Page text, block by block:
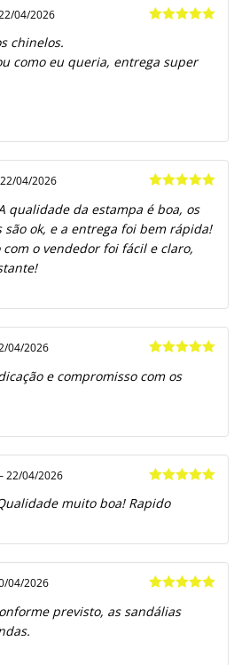
22/04/2026
chinelos.
como eu queria, entrega super
de 5
22/04/2026
qualidade da estampa é boa, os
são ok, e a entrega foi bem rápida!
com o vendedor foi fácil e claro,
de 5
04/2026
e compromisso com os
de 5
22/04/2026
muito boa! Rapido
de 5
04/2026
previsto, as sandálias